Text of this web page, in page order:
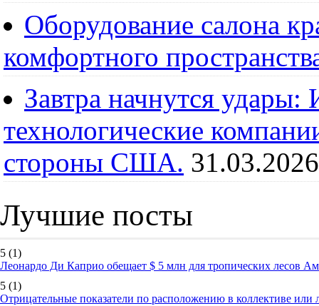
Оборудование салона
комфортного
Завтра начнутся
технологические
стороны США. 31.03.2026
Лучшие посты
5 (1)
Леонардо Ди Каприо обещает $ 5 млн для тропических лесов
5 (1)
Отрицательные показатели по расположению в коллективе